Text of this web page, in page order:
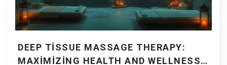
DEEP TISSUE MASSAGE THERAPY:
MAXIMIZING HEALTH AND WELLNESS